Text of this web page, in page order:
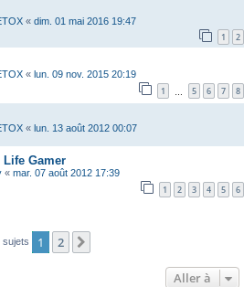
« dim. 01 mai 2016 19:47
1 2
« lun. 09 nov. 2015 20:19
1 5 6 7 8
« lun. 13 août 2012 00:07
Life Gamer
« mar. 07 août 2012 17:39
1 2 3 4 5 6
sujets 1 2
Aller à